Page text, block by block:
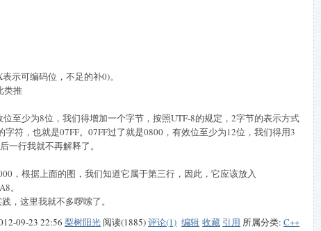
示可编码位，不足的补0)。
类推
至少为8位，我们得增加一个字节，按照UTF-8的规定，2字节的表示方式
符，也就是07FF。07FF过了就是0800，有效位至少为12位，我们得用3
一行我就不再解释了。
，根据上面的图，我们知道它属于第三行，因此，它应该放入
。
，这里我就不多啰嗦了。
09-23 22:56 梨树阳光 阅读(1885)评论(1) 编辑 收藏 引用 所属分类: C++